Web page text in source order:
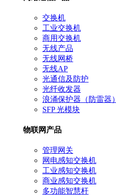
交换机
工业交换机
商用交换机
无线产品
无线网桥
无线AP
光通信及防护
光纤收发器
浪涌保护器（防雷器）
SFP 光模块
物联网产品
管理网关
网电感知交换机
工业感知交换机
商业感知交换机
多功能智慧杆